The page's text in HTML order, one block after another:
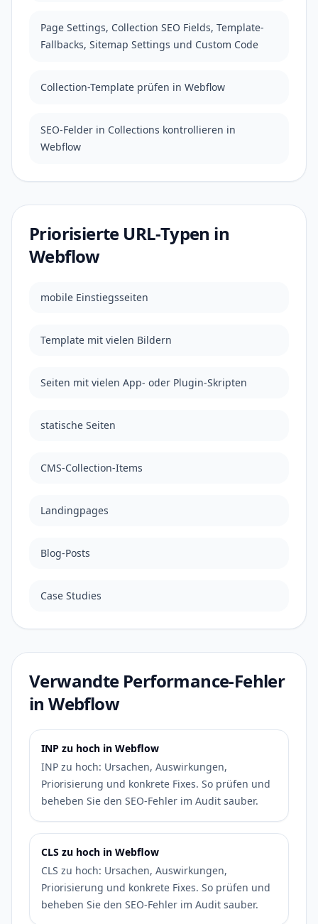
Page Settings, Collection SEO Fields, Template-
Fallbacks, Sitemap Settings und Custom Code
Collection-Template prüfen in Webflow
SEO-Felder in Collections kontrollieren in
Webflow
Priorisierte URL-Typen in
Webflow
mobile Einstiegsseiten
Template mit vielen Bildern
Seiten mit vielen App- oder Plugin-Skripten
statische Seiten
CMS-Collection-Items
Landingpages
Blog-Posts
Case Studies
Verwandte Performance-Fehler
in Webflow
INP zu hoch in Webflow
INP zu hoch: Ursachen, Auswirkungen,
Priorisierung und konkrete Fixes. So prüfen und
beheben Sie den SEO-Fehler im Audit sauber.
CLS zu hoch in Webflow
CLS zu hoch: Ursachen, Auswirkungen,
Priorisierung und konkrete Fixes. So prüfen und
beheben Sie den SEO-Fehler im Audit sauber.